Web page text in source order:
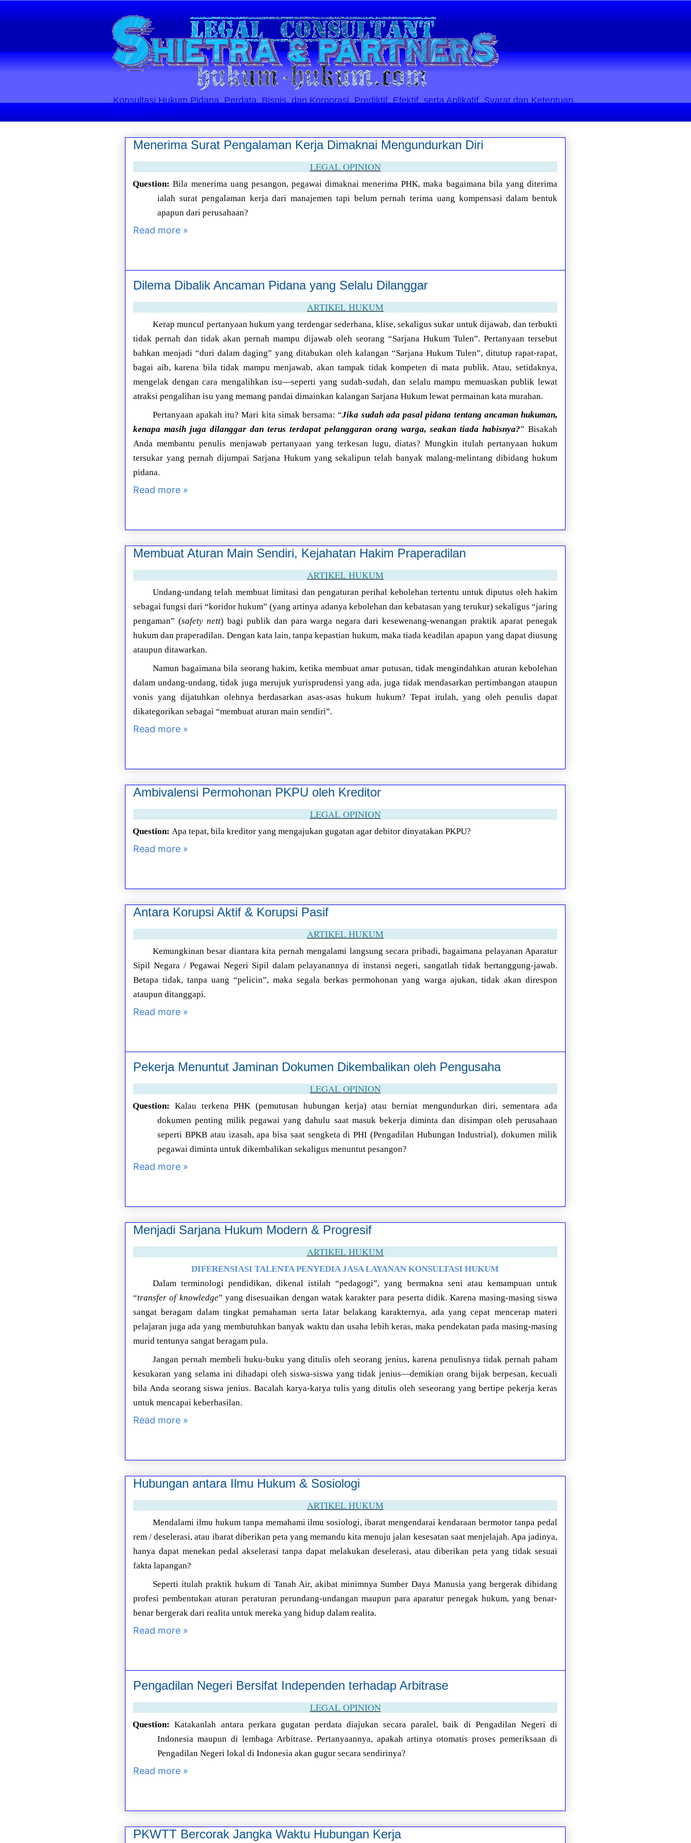
Konsultasi Hukum Pidana, Perdata, Bisnis, dan Korporasi. Prediktif, Efektif, serta Aplikatif. Syarat dan Ketentuan
Layanan Berlaku
Menerima Surat Pengalaman Kerja Dimaknai Mengundurkan Diri
LEGAL OPINION
Question: Bila menerima uang pesangon, pegawai dimaknai menerima PHK, maka bagaimana bila yang diterima
ialah surat pengalaman kerja dari manajemen tapi belum pernah terima uang kompensasi dalam bentuk
apapun dari perusahaan?
Read more »
Dilema Dibalik Ancaman Pidana yang Selalu Dilanggar
ARTIKEL HUKUM
Kerap muncul pertanyaan hukum yang terdengar sederhana, klise, sekaligus sukar untuk dijawab, dan terbukti
tidak pernah dan tidak akan pernah mampu dijawab oleh seorang “Sarjana Hukum Tulen”. Pertanyaan tersebut
bahkan menjadi “duri dalam daging” yang ditabukan oleh kalangan “Sarjana Hukum Tulen”, ditutup rapat-rapat,
bagai aib, karena bila tidak mampu menjawab, akan tampak tidak kompeten di mata publik. Atau, setidaknya,
mengelak dengan cara mengalihkan isu—seperti yang sudah-sudah, dan selalu mampu memuaskan publik lewat
atraksi pengalihan isu yang memang pandai dimainkan kalangan Sarjana Hukum lewat permainan kata murahan.
Pertanyaan apakah itu? Mari kita simak bersama: “Jika sudah ada pasal pidana tentang ancaman hukuman,
kenapa masih juga dilanggar dan terus terdapat pelanggaran orang warga, seakan tiada habisnya?” Bisakah
Anda membantu penulis menjawab pertanyaan yang terkesan lugu, diatas? Mungkin itulah pertanyaan hukum
tersukar yang pernah dijumpai Sarjana Hukum yang sekalipun telah banyak malang-melintang dibidang hukum
pidana.
Read more »
Membuat Aturan Main Sendiri, Kejahatan Hakim Praperadilan
ARTIKEL HUKUM
Undang-undang telah membuat limitasi dan pengaturan perihal kebolehan tertentu untuk diputus oleh hakim
sebagai fungsi dari “koridor hukum” (yang artinya adanya kebolehan dan kebatasan yang terukur) sekaligus “jaring
pengaman” (safety nett) bagi publik dan para warga negara dari kesewenang-wenangan praktik aparat penegak
hukum dan praperadilan. Dengan kata lain, tanpa kepastian hukum, maka tiada keadilan apapun yang dapat diusung
ataupun ditawarkan.
Namun bagaimana bila seorang hakim, ketika membuat amar putusan, tidak mengindahkan aturan kebolehan
dalam undang-undang, tidak juga merujuk yurisprudensi yang ada, juga tidak mendasarkan pertimbangan ataupun
vonis yang dijatuhkan olehnya berdasarkan asas-asas hukum hukum? Tepat itulah, yang oleh penulis dapat
dikategorikan sebagai “membuat aturan main sendiri”.
Read more »
Ambivalensi Permohonan PKPU oleh Kreditor
LEGAL OPINION
Question: Apa tepat, bila kreditor yang mengajukan gugatan agar debitor dinyatakan PKPU?
Read more »
Antara Korupsi Aktif & Korupsi Pasif
ARTIKEL HUKUM
Kemungkinan besar diantara kita pernah mengalami langsung secara pribadi, bagaimana pelayanan Aparatur
Sipil Negara / Pegawai Negeri Sipil dalam pelayanannya di instansi negeri, sangatlah tidak bertanggung-jawab.
Betapa tidak, tanpa uang “pelicin”, maka segala berkas permohonan yang warga ajukan, tidak akan direspon
ataupun ditanggapi.
Read more »
Pekerja Menuntut Jaminan Dokumen Dikembalikan oleh Pengusaha
LEGAL OPINION
Question: Kalau terkena PHK (pemutusan hubungan kerja) atau berniat mengundurkan diri, sementara ada
dokumen penting milik pegawai yang dahulu saat masuk bekerja diminta dan disimpan oleh perusahaan
seperti BPKB atau izasah, apa bisa saat sengketa di PHI (Pengadilan Hubungan Industrial), dokumen milik
pegawai diminta untuk dikembalikan sekaligus menuntut pesangon?
Read more »
Menjadi Sarjana Hukum Modern & Progresif
ARTIKEL HUKUM
DIFERENSIASI TALENTA PENYEDIA JASA LAYANAN KONSULTASI HUKUM
Dalam terminologi pendidikan, dikenal istilah “pedagogi”, yang bermakna seni atau kemampuan untuk
“transfer of knowledge” yang disesuaikan dengan watak karakter para peserta didik. Karena masing-masing siswa
sangat beragam dalam tingkat pemahaman serta latar belakang karakternya, ada yang cepat mencerap materi
pelajaran juga ada yang membutuhkan banyak waktu dan usaha lebih keras, maka pendekatan pada masing-masing
murid tentunya sangat beragam pula.
Jangan pernah membeli buku-buku yang ditulis oleh seorang jenius, karena penulisnya tidak pernah paham
kesukaran yang selama ini dihadapi oleh siswa-siswa yang tidak jenius—demikian orang bijak berpesan, kecuali
bila Anda seorang siswa jenius. Bacalah karya-karya tulis yang ditulis oleh seseorang yang bertipe pekerja keras
untuk mencapai keberhasilan.
Read more »
Hubungan antara Ilmu Hukum & Sosiologi
ARTIKEL HUKUM
Mendalami ilmu hukum tanpa memahami ilmu sosiologi, ibarat mengendarai kendaraan bermotor tanpa pedal
rem / deselerasi, atau ibarat diberikan peta yang memandu kita menuju jalan kesesatan saat menjelajah. Apa jadinya,
hanya dapat menekan pedal akselerasi tanpa dapat melakukan deselerasi, atau diberikan peta yang tidak sesuai
fakta lapangan?
Seperti itulah praktik hukum di Tanah Air, akibat minimnya Sumber Daya Manusia yang bergerak dibidang
profesi pembentukan aturan peraturan perundang-undangan maupun para aparatur penegak hukum, yang benar-
benar bergerak dari realita untuk mereka yang hidup dalam realita.
Read more »
Pengadilan Negeri Bersifat Independen terhadap Arbitrase
LEGAL OPINION
Question: Katakanlah antara perkara gugatan perdata diajukan secara paralel, baik di Pengadilan Negeri di
Indonesia maupun di lembaga Arbitrase. Pertanyaannya, apakah artinya otomatis proses pemeriksaan di
Pengadilan Negeri lokal di Indonesia akan gugur secara sendirinya?
Read more »
PKWTT Bercorak Jangka Waktu Hubungan Kerja